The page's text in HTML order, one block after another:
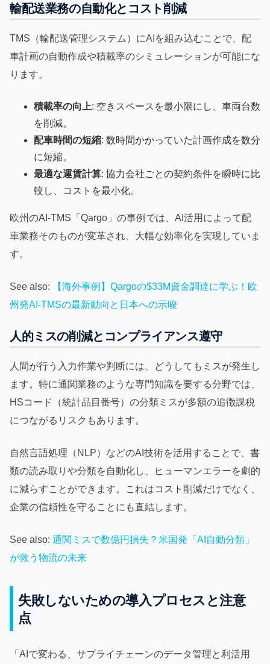
輸配送業務の自動化とコスト削減
TMS（輸配送管理システム）にAIを組み込むことで、配
車計画の自動作成や積載率のシミュレーションが可能にな
ります。
積載率の向上: 空きスペースを最小限にし、車両台数
を削減。
配車時間の短縮: 数時間かかっていた計画作成を数分
に短縮。
最適な運賃計算: 協力会社ごとの契約条件を瞬時に比
較し、コストを最小化。
欧州のAI-TMS「Qargo」の事例では、AI活用によって配
車業務そのものが変革され、大幅な効率化を実現していま
す。
See also:
【海外事例】Qargoの$33M資金調達に学ぶ！欧
州発AI-TMSの最新動向と日本への示唆
人的ミスの削減とコンプライアンス遵守
人間が行う入力作業や判断には、どうしてもミスが発生し
ます。特に通関業務のような専門知識を要する分野では、
HSコード（統計品目番号）の分類ミスが多額の追徴課税
につながるリスクもあります。
自然言語処理（NLP）などのAI技術を活用することで、書
類の読み取りや分類を自動化し、ヒューマンエラーを劇的
に減らすことができます。これはコスト削減だけでなく、
企業の信頼性を守ることにも直結します。
See also: 通関ミスで数億円損失？米国発「AI自動分類」
が救う物流の未来
失敗しないための導入プロセスと注意
点
「AIで変わる、サプライチェーンのデータ管理と利活用